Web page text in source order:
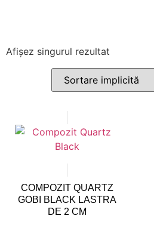
Afișez singurul rezultat
COMPOZIT QUARTZ
GOBI BLACK LASTRA
DE 2 CM